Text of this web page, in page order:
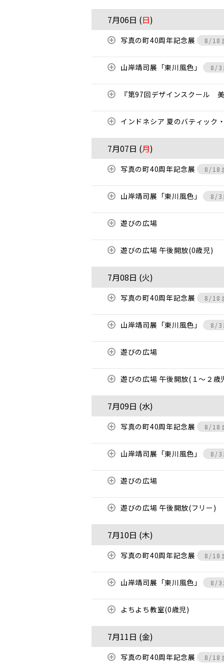
7月06日 (日)
写真の町40周年記念展 8/18
山岸靖司展「東川風色」 8/3
『第97回デザインスクール
インドネシア 夏のバティック
7月07日 (月)
写真の町40周年記念展 8/18
山岸靖司展「東川風色」 8/3
遊びの広場
遊びの広場 午後開放(0歳児)
7月08日 (火)
写真の町40周年記念展 8/18
山岸靖司展「東川風色」 8/3
遊びの広場
遊びの広場 午後開放(１～２歳
7月09日 (水)
写真の町40周年記念展 8/18
山岸靖司展「東川風色」 8/3
遊びの広場
遊びの広場 午後開放(フリー)
7月10日 (木)
写真の町40周年記念展 8/18
山岸靖司展「東川風色」 8/3
よちよち教室(0歳児)
7月11日 (金)
写真の町40周年記念展 8/18